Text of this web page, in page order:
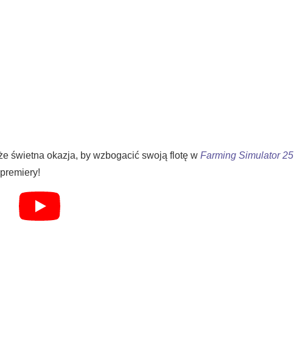
świetna okazja, by wzbogacić swoją flotę w Farming Simulator 25